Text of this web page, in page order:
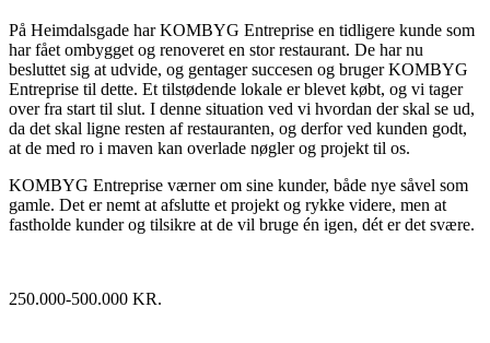
På Heimdalsgade har KOMBYG Entreprise en tidligere kunde som
har fået ombygget og renoveret en stor restaurant. De har nu
besluttet sig at udvide, og gentager succesen og bruger KOMBYG
Entreprise til dette. Et tilstødende lokale er blevet købt, og vi tager
over fra start til slut. I denne situation ved vi hvordan der skal se ud,
da det skal ligne resten af restauranten, og derfor ved kunden godt,
at de med ro i maven kan overlade nøgler og projekt til os.
KOMBYG Entreprise værner om sine kunder, både nye såvel som
gamle. Det er nemt at afslutte et projekt og rykke videre, men at
fastholde kunder og tilsikre at de vil bruge én igen, dét er det svære.
250.000-500.000 KR.